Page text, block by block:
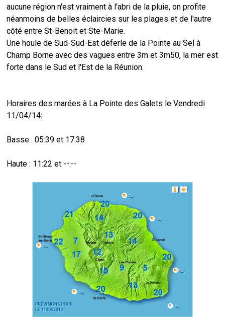
aucune région n'est vraiment à l'abri de la pluie, on profite
néanmoins de belles éclaircies sur les plages et de l'autre
côté entre St-Benoit et Ste-Marie.
Une houle de Sud-Sud-Est déferle de la Pointe au Sel à
Champ Borne avec des vagues entre 3m et 3m50, la mer est
forte dans le Sud et l'Est de la Réunion.
Horaires des marées à La Pointe des Galets le Vendredi
11/04/14:
Basse : 05:39 et 17:38
Haute : 11:22 et --:--